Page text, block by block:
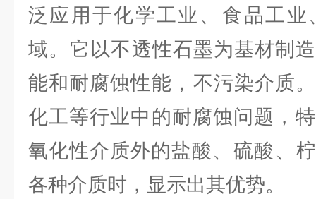
泛应用于化学工业、‌食品工业
域。‌它以不透性石墨为基材制
能和耐腐蚀性能，‌不污染介质
化工等行业中的耐腐蚀问题，‌
氧化性介质外的盐酸、‌硫酸、‌
各种介质时，‌显示出其优势。‌